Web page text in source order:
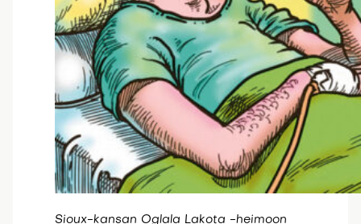
Sioux-kansan Oglala Lakota -heimoon